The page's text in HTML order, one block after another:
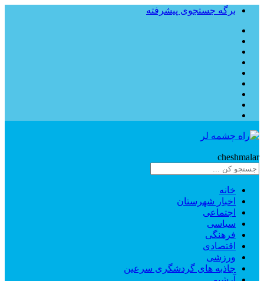
برگه جستجوی پیشرفته
cheshmalar
خانه
اخبار شهرستان
اجتماعی
سیاسی
فرهنگی
اقتصادی
ورزشی
جاذبه های گردشگری سرعین